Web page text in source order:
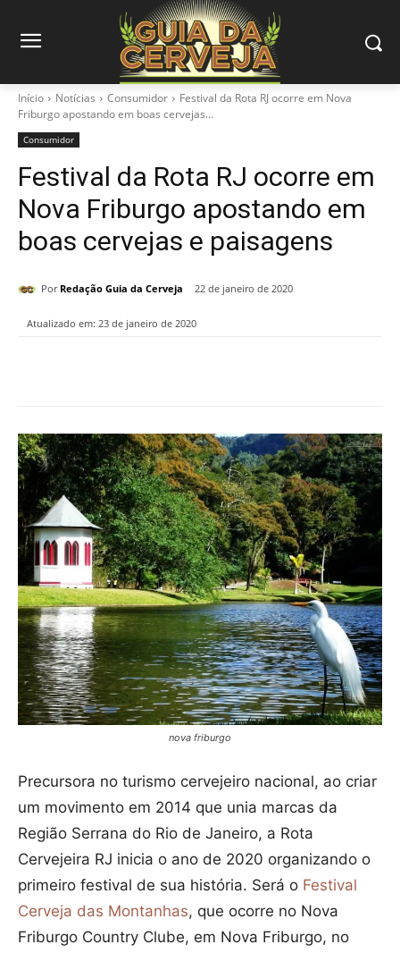
Início Notícias Consumidor
Festival da Rota RJ ocorre em Nova
Friburgo apostando em boas cervejas...
Consumidor
Festival da Rota RJ ocorre em
Nova Friburgo apostando em
boas cervejas e paisagens
Por Redação Guia da Cerveja 22 de janeiro de 2020
Atualizado em: 23 de janeiro de 2020
nova friburgo
Precursora no turismo cervejeiro nacional, ao criar
um movimento em 2014 que unia marcas da
Região Serrana do Rio de Janeiro, a Rota
Cervejeira RJ inicia o ano de 2020 organizando o
primeiro festival de sua história. Será o Festival
Cerveja das Montanhas, que ocorre no Nova
Friburgo Country Clube, em Nova Friburgo, no